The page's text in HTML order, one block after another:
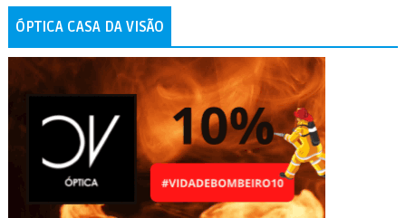
ÓPTICA CASA DA VISÃO